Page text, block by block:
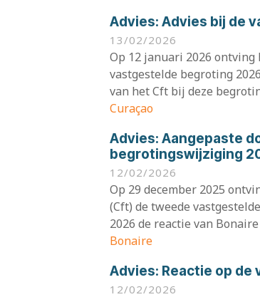
Advies:Advies bij de
13/02/2026
Op 12 januari 2026 ontving
vastgestelde begroting
van het Cft bij deze
Curaçao
Advies:Aangepaste
begrotingswijziging
12/02/2026
Op 29 december 2025
(Cft) de tweede
2026 de reactie van
Bonaire
Advies: Reactie op
12/02/2026